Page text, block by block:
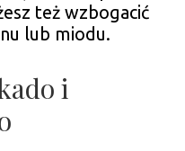
też wzbogacić
lub miodu.
i